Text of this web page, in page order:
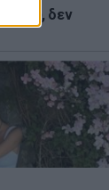
μου, δεν